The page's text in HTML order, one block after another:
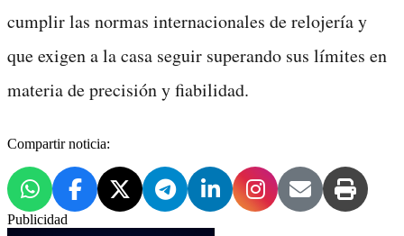
cumplir las normas internacionales de relojería y
que exigen a la casa seguir superando sus límites en
materia de precisión y fiabilidad.
Compartir noticia:
Publicidad